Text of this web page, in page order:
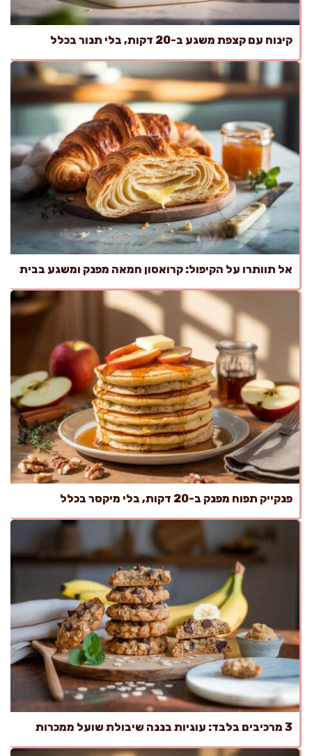
קינוח עם קצפת משגע ב-20 דקות, בלי תנור בכלל
אל תוותרו על הקיפול: קרואסון חמאה מפנק ומשגע בבית
פנקייק תפוח מפנק ב-20 דקות, בלי מיקסר בכלל
3 מרכיבים בלבד: עוגיות בננה שיבולת שועל ממכרות